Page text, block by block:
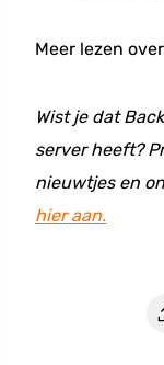
Meer lezen
Wist je dat
server heeft?
nieuwtjes en
hier aan.